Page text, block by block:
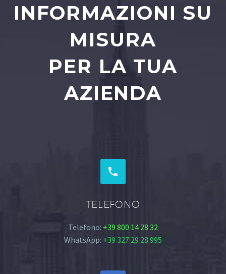
INFORMAZIONI SU
MISURA
PER LA TUA
AZIENDA


TELEFONO
Telefono: +39 800 14 28 32
WhatsApp: +39 327 29 28 995